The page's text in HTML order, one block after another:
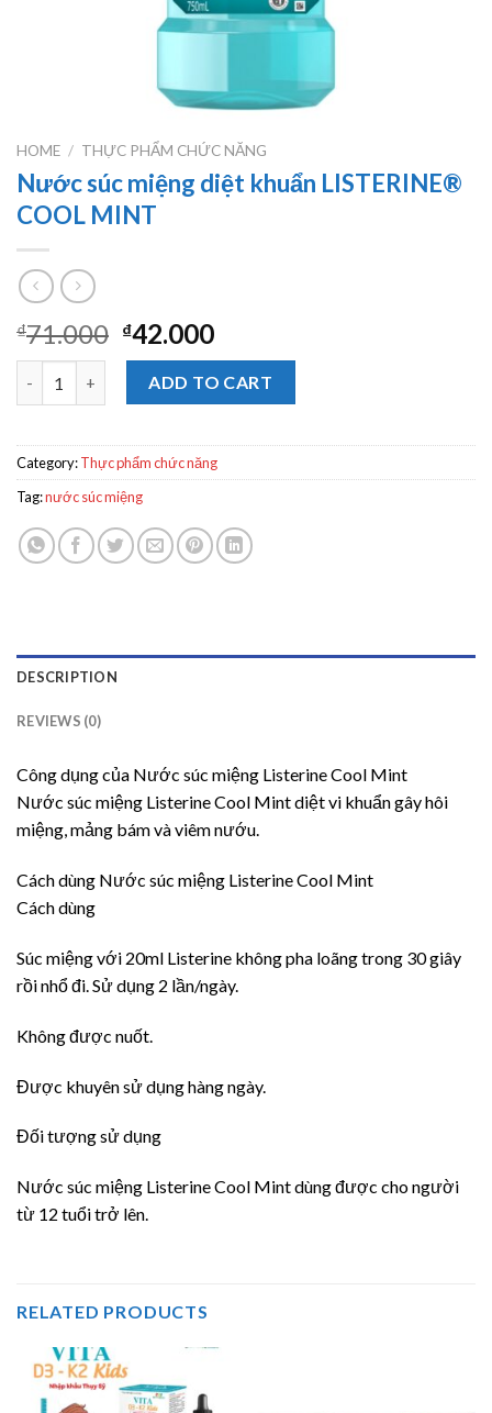
HOME / THỰC PHẨM CHỨC NĂNG
Nước súc miệng diệt khuẩn LISTERINE®
COOL MINT
₫71.000 ₫42.000
Nước súc miệng diệt khuẩn LISTERINE® COOL MINT quantity
ADD TO CART
Category:Thực phẩm chức năng
Tag:nước súc miệng
DESCRIPTION
REVIEWS (0)
Công dụng của Nước súc miệng Listerine Cool Mint
Nước súc miệng Listerine Cool Mint diệt vi khuẩn gây hôi
miệng, mảng bám và viêm nướu.
Cách dùng Nước súc miệng Listerine Cool Mint
Cách dùng
Súc miệng với 20ml Listerine không pha loãng trong 30 giây
rồi nhổ đi. Sử dụng 2 lần/ngày.
Không được nuốt.
Được khuyên sử dụng hàng ngày.
Đối tượng sử dụng
Nước súc miệng Listerine Cool Mint dùng được cho người
từ 12 tuổi trở lên.
RELATED PRODUCTS